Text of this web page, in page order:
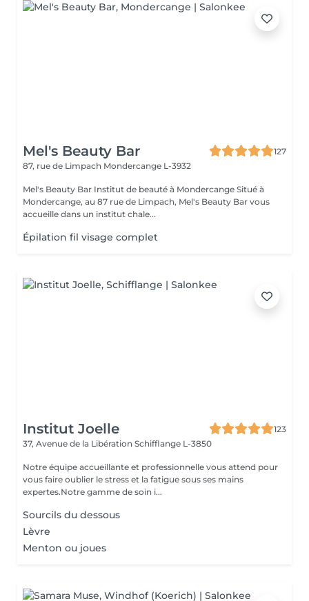
Mel's Beauty Bar
127
87, rue de Limpach Mondercange L-3932
Mel's Beauty Bar Institut de beauté à Mondercange Situé à
Mondercange, au 87 rue de Limpach, Mel's Beauty Bar vous
accueille dans un institut chale...
Épilation fil visage complet
Institut Joelle
123
37, Avenue de la Libération Schifflange L-3850
Notre équipe accueillante et professionnelle vous attend pour
vous faire oublier le stress et la fatigue sous ses mains
expertes.Notre gamme de soin i...
Sourcils du dessous
Lèvre
Menton ou joues